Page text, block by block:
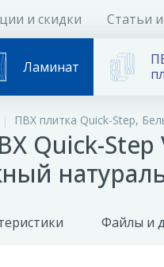
и скидки Статьи
Ламинат
ПВХ плитка Quick-Step,
Quick-Step
Файлы и